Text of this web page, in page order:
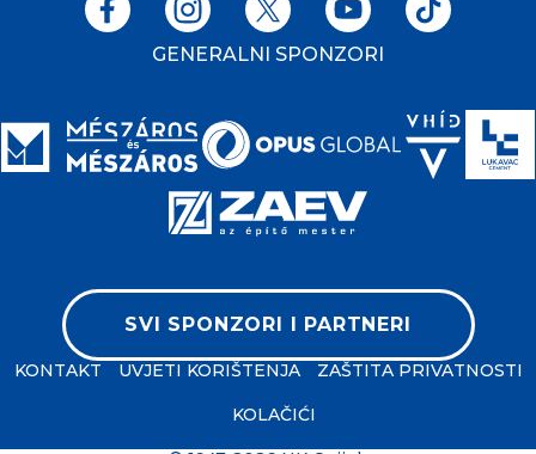
GENERALNI SPONZORI
SVI SPONZORI I PARTNERI
KONTAKT UVJETI KORIŠTENJA ZAŠTITA PRIVATNOSTI
KOLAČIĆI